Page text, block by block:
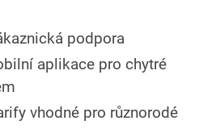
podpora
aplikace pro chytré
vhodné pro různorodé